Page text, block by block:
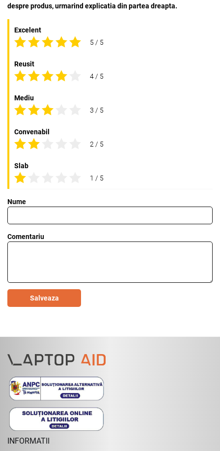
despre produs, urmarind explicatia din partea dreapta.
Excelent
5 / 5
Reusit
4 / 5
Mediu
3 / 5
Convenabil
2 / 5
Slab
1 / 5
Nume
Comentariu
Salveaza
INFORMATII